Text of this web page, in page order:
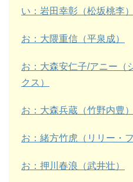
い：岩田幸彰（松坂桃李）
お：大隈重信（平泉成）
お：大森安仁子/アニー（
クス）
お：大森兵蔵（竹野内豊）
お：緒方竹虎（リリー・
お：押川春浪（武井壮）